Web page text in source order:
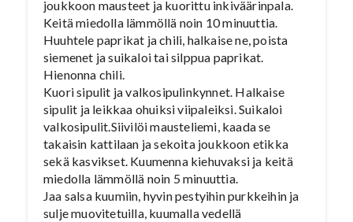
joukkoon mausteet ja kuorittu inkiväärinpala.
Keitä miedolla lämmöllä noin 10 minuuttia.
Huuhtele paprikat ja chili, halkaise ne, poista
siemenet ja suikaloi tai silppua paprikat.
Hienonna chili.
Kuori sipulit ja valkosipulinkynnet. Halkaise
sipulit ja leikkaa ohuiksi viipaleiksi. Suikaloi
valkosipulit.Siivilöi mausteliemi, kaada se
takaisin kattilaan ja sekoita joukkoon etikka
sekä kasvikset. Kuumenna kiehuvaksi ja keitä
miedolla lämmöllä noin 5 minuuttia.
Jaa salsa kuumiin, hyvin pestyihin purkkeihin ja
sulje muovitetuilla, kuumalla vedellä